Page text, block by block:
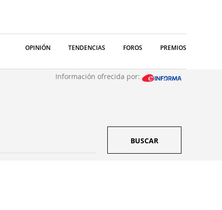
OPINIÓN TENDENCIAS FOROS PREMIOS
Información ofrecida por:
BUSCAR